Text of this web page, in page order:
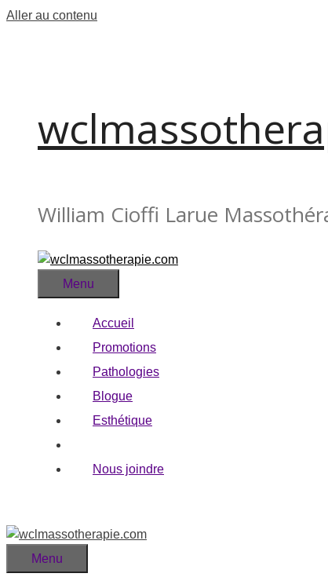
Aller au contenu
William Cioffi Larue
Menu
Accueil
Promotions
Pathologies
Blogue
Esthétique
Nous joindre
Menu